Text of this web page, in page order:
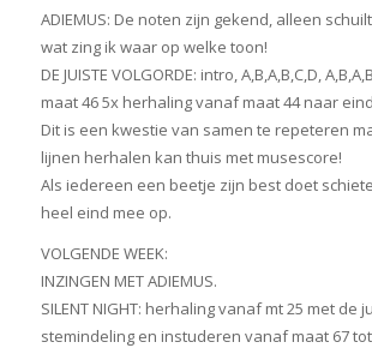
ADIEMUS: De noten zijn gekend, alleen
wat zing ik waar op welke toon!
DE JUISTE VOLGORDE: intro, A,B,A,B,C,D,
maat 46 5x herhaling vanaf maat 44 naar
Dit is een kwestie van samen te repeteren
lijnen herhalen kan thuis met musescore!
Als iedereen een beetje zijn best doet
heel eind mee op.
VOLGENDE WEEK:
INZINGEN MET ADIEMUS.
SILENT NIGHT: herhaling vanaf mt 25 met de
stemindeling en instuderen vanaf maat 67